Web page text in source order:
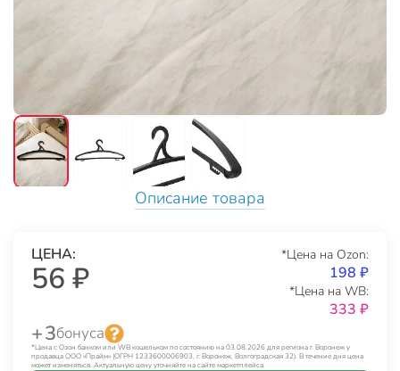
Описание товара
ЦЕНА:
56 ₽
*Цена на Ozon:
198 ₽
*Цена на WB:
333 ₽
+ 3бонуса
*Цена с Озон банком или WB кошельком по состоянию на 03.08.2026 для региона г. Воронеж у
продавца ООО «Прайм» (ОГРН 1233600006903, г. Воронеж, Волгоградская 32). В течение дня цена
может изменяться. Актуальную цену уточняйте на сайте маркетплейса.